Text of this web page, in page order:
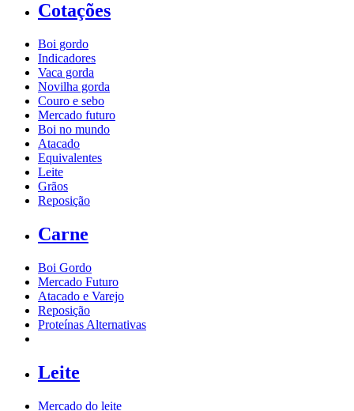
Cotações
Boi gordo
Indicadores
Vaca gorda
Novilha gorda
Couro e sebo
Mercado futuro
Boi no mundo
Atacado
Equivalentes
Leite
Grãos
Reposição
Carne
Boi Gordo
Mercado Futuro
Atacado e Varejo
Reposição
Proteínas Alternativas
Leite
Mercado do leite